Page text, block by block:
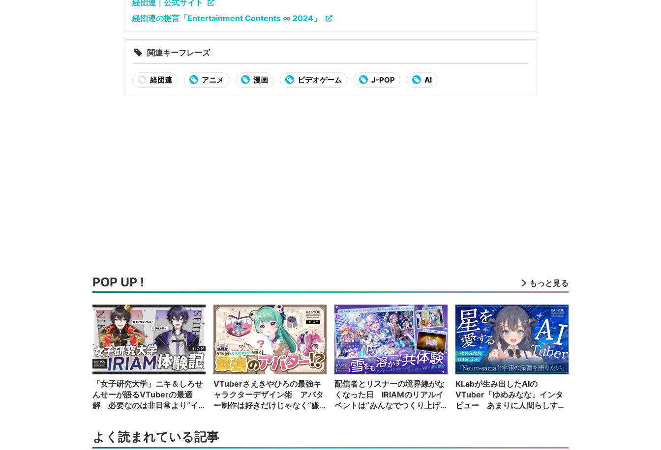
経団連｜公式サイト
経団連の提言「Entertainment Contents ∞ 2024」
関連キーフレーズ
経団連 アニメ 漫画 ビデオゲーム J-POP AI
POP UP ! もっと見る
「女子研究大学」ニキ＆しろせ
んせーが語るVTuberの最適
解 必要なのは非日常より“イ
VTuberさえきやひろの最強キ
ャラクターデザイン術 アバタ
ー制作は好きだけじゃなく“嫌
配信者とリスナーの境界線がな
くなった日 IRIAMのリアルイ
ベントは“みんなでつくり上げ
KLabが生み出したAIの
VTuber「ゆめみなな」インタ
ビュー あまりに人間らしすぎ
よく読まれている記事